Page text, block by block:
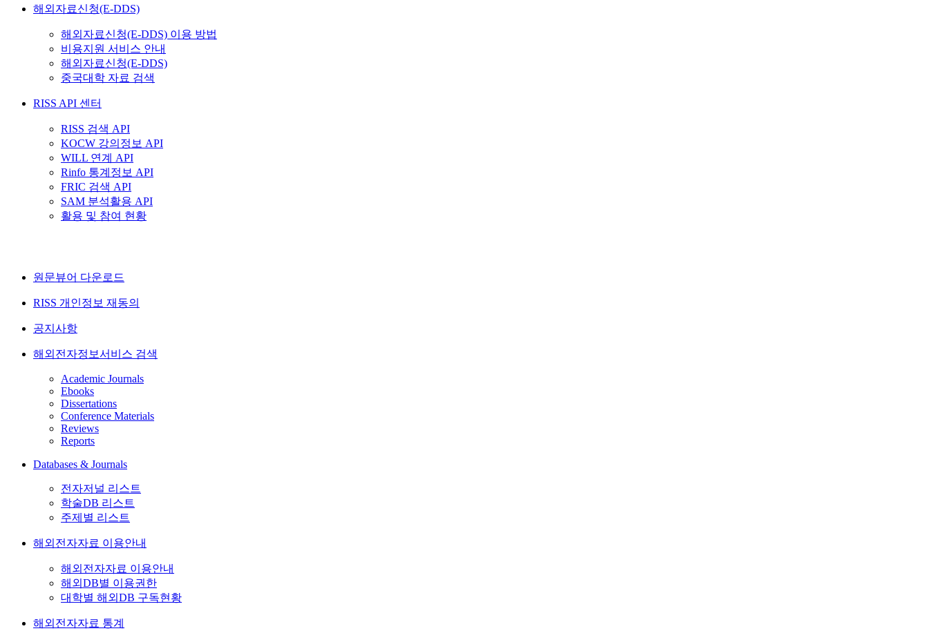
해외자료신청(E-DDS)
해외자료신청(E-DDS) 이용 방법
비용지원 서비스 안내
해외자료신청(E-DDS)
중국대학 자료 검색
RISS API 센터
RISS 검색 API
KOCW 강의정보 API
WILL 연계 API
Rinfo 통계정보 API
FRIC 검색 API
SAM 분석활용 API
활용 및 참여 현황
원문뷰어 다운로드
RISS 개인정보 재동의
공지사항
해외전자정보서비스 검색
Academic Journals
Ebooks
Dissertations
Conference Materials
Reviews
Reports
Databases & Journals
전자저널 리스트
학술DB 리스트
주제별 리스트
해외전자자료 이용안내
해외전자자료 이용안내
해외DB별 이용권한
대학별 해외DB 구독현황
해외전자자료 통계